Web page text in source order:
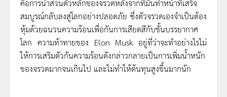
สมบูรณ์กลับลงสู่โลกอย่างปลอดภัย ซึ่งตัวจรวดเองจำเป็นต้อง
หุ้มด้วยฉนวนความร้อนเพื่อกันการเสียดสีกับชั้นบรรยากาศ
โลก ความท้าทายของ Elon Musk อยู่ที่ว่าจะทำอย่างไรไม่
ให้การเสริมตัวกันความร้อนดังกล่าวกลายเป็นการเพิ่มน้ำหนัก
ของจรวดมากจนเกินไป และไม่ทำให้ต้นทุนสูงขึ้นมากนัก